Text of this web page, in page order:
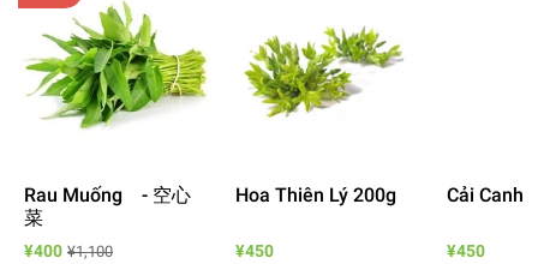
Rau Muống - 空心
菜
¥400 ¥1,100
Hoa Thiên Lý 200g
¥450
Cải Canh
¥450